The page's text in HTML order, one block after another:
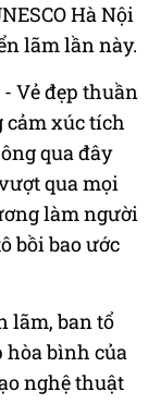
Hà Nội
lãm lần này.
Vẻ đẹp thuần
cảm xúc tích
qua đây
qua mọi
làm người
bồi bao ước
lãm, ban tổ
hòa bình của
nghệ thuật